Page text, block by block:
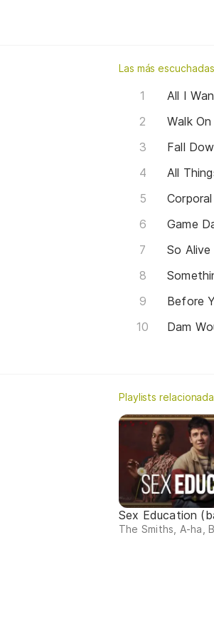
Las más
All I
Walk
Fall
All
Game
So Alive
Before
Dam
Playlists
Sex Education
The Smiths, A-ha,